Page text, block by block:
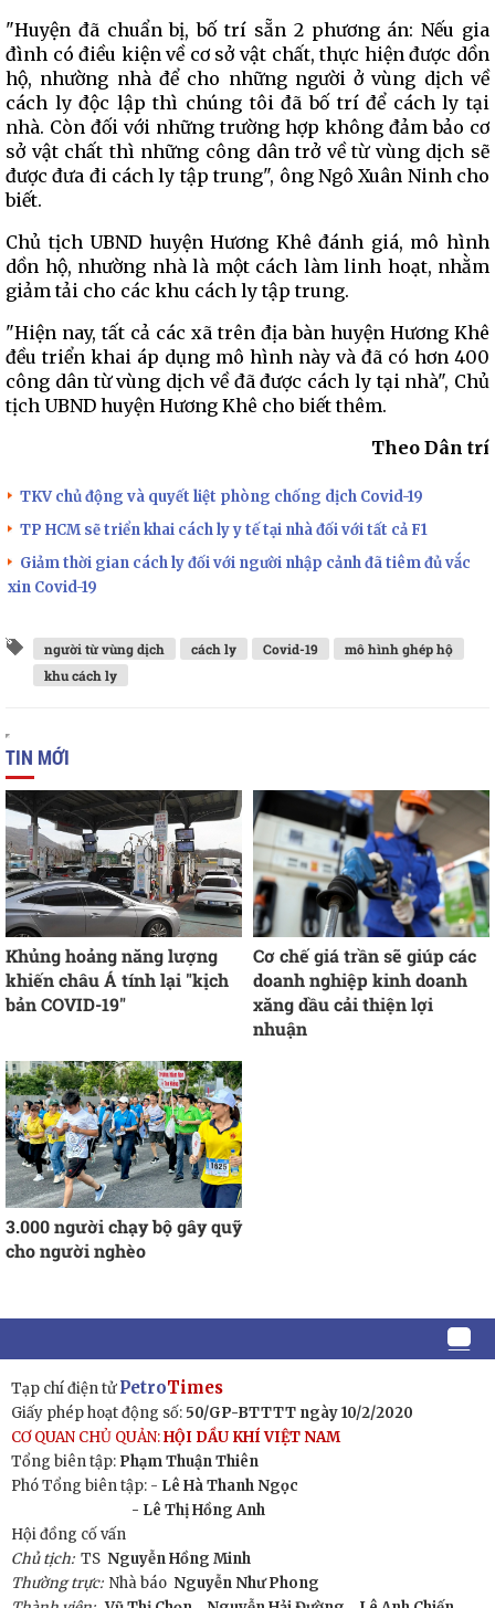
"Huyện đã chuẩn bị, bố trí sẵn 2 phương án: Nếu gia
đình có điều kiện về cơ sở vật chất, thực hiện được dồn
hộ, nhường nhà để cho những người ở vùng dịch về
cách ly độc lập thì chúng tôi đã bố trí để cách ly tại
nhà. Còn đối với những trường hợp không đảm bảo cơ
sở vật chất thì những công dân trở về từ vùng dịch sẽ
được đưa đi cách ly tập trung", ông Ngô Xuân Ninh cho
biết.
Chủ tịch UBND huyện Hương Khê đánh giá, mô hình
dồn hộ, nhường nhà là một cách làm linh hoạt, nhằm
giảm tải cho các khu cách ly tập trung.
"Hiện nay, tất cả các xã trên địa bàn huyện Hương Khê
đều triển khai áp dụng mô hình này và đã có hơn 400
công dân từ vùng dịch về đã được cách ly tại nhà", Chủ
tịch UBND huyện Hương Khê cho biết thêm.
Theo Dân trí
TKV chủ động và quyết liệt phòng chống dịch Covid-19
TP HCM sẽ triển khai cách ly y tế tại nhà đối với tất cả F1
Giảm thời gian cách ly đối với người nhập cảnh đã tiêm đủ vắc
xin Covid-19
người từ vùng dịch cách ly Covid-19
mô hình ghép hộ
khu cách ly
TIN MỚI
Khủng hoảng năng lượng
khiến châu Á tính lại "kịch
bản COVID-19"
Cơ chế giá trần sẽ giúp các
doanh nghiệp kinh doanh
xăng dầu cải thiện lợi
nhuận
3.000 người chạy bộ gây quỹ
cho người nghèo
Tạp chí điện tửPetroTimes
Giấy phép hoạt động số: 50/GP-BTTTT ngày 10/2/2020
CƠ QUAN CHỦ QUẢN:HỘI DẦU KHÍ VIỆT NAM
Tổng biên tập: Phạm Thuận Thiên
Phó Tổng biên tập: - Lê Hà Thanh Ngọc
- Lê Thị Hồng Anh
Hội đồng cố vấn
Chủ tịch:TS Nguyễn Hồng Minh
Thường trực: Nhà báo Nguyễn Như Phong